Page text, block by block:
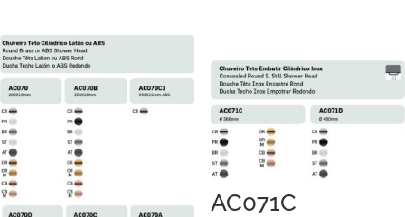
AC071C